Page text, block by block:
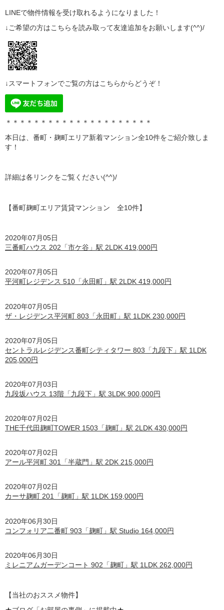
LINEで物件情報を受け取れるようになりました！
↓ご希望の方はこちらを読み取って友達追加をお願いします(^^)/
↓スマートフォンでご覧の方はこちらからどうぞ！
＊＊＊＊＊＊＊＊＊＊＊＊＊＊＊＊＊＊＊＊＊
本日は、番町・麹町エリア新着マンション全10件をご紹介致しま
す！
詳細は各リンクをご覧ください(^^)/
【番町麹町エリア賃貸マンション 全10件】
2020年07月05日
三番町ハウス 202「市ケ谷」駅 2LDK 419,000円
2020年07月05日
平河町レジデンス 510「永田町」駅 2LDK 419,000円
2020年07月05日
ザ・レジデンス平河町 803「永田町」駅 1LDK 230,000円
2020年07月05日
セントラルレジデンス番町シティタワー 803「九段下」駅 1LDK
205,000円
2020年07月03日
九段坂ハウス 13階「九段下」駅 3LDK 900,000円
2020年07月02日
THE千代田麹町TOWER 1503「麹町」駅 2LDK 430,000円
2020年07月02日
アール平河町 301「半蔵門」駅 2DK 215,000円
2020年07月02日
カーサ麹町 201「麹町」駅 1LDK 159,000円
2020年06月30日
コンフォリア二番町 903「麹町」駅 Studio 164,000円
2020年06月30日
ミレニアムガーデンコート 902「麹町」駅 1LDK 262,000円
【当社のおススメ物件】